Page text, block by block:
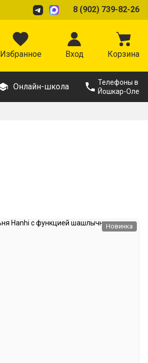
8 (902) 739-82-26
Избранное Вход Корзина
Онлайн-школа
Телефоны в
Йошкар-Оле
Новинка